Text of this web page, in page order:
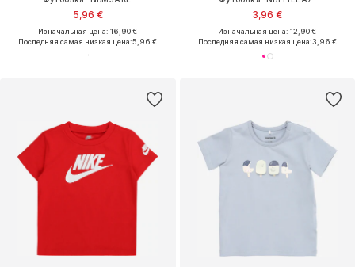
5,96 €
Изначальная цена: 16,90 €
Последняя самая низкая цена:5,96 €
3,96 €
Изначальная цена: 12,90 €
Последняя самая низкая цена:3,96 €